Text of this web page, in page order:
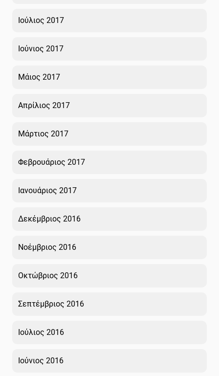
Ιούλιος 2017
Ιούνιος 2017
Μάιος 2017
Απρίλιος 2017
Μάρτιος 2017
Φεβρουάριος 2017
Ιανουάριος 2017
Δεκέμβριος 2016
Νοέμβριος 2016
Οκτώβριος 2016
Σεπτέμβριος 2016
Ιούλιος 2016
Ιούνιος 2016